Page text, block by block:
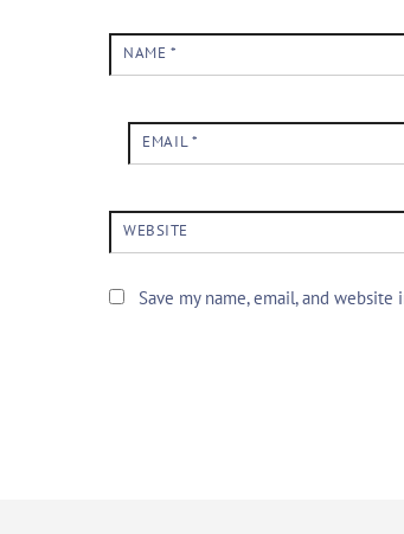
NAME *
EMAIL*
WEBSITE
Save my name, email, and